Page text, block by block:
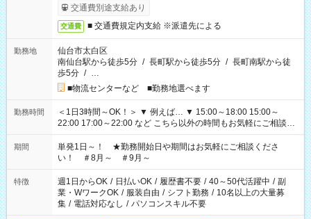
交通費別途支給あり
交通費 ■ 交通費規定内支給 ※派遣先による
勤務地
仙台市太白区
南仙台駅から徒歩5分 / 長町駅から徒歩5分 / 長町南駅から徒
歩5分 / …
■物流センターなど ■勤務地選べます
勤務時間
＜1日3時間～OK！＞ ▼ 例えば… ▼ 15:00～18:00 15:00～
22:00 17:00～22:00 など こちら以外の時間もお気軽にご相談く
ださい！
期間
単発1日～！ ★勤務開始日や期間はお気軽にご相談くださ
い！ ＃8月～ ＃9月～
特徴 週1日からOK / 日払いOK / 履歴書不要 / 40～50代活躍中 / 副
業・WワークOK / 服装自由 / シフト勤務 / 10名以上の大量募
集 / 電話対応なし / パソコンスキル不要